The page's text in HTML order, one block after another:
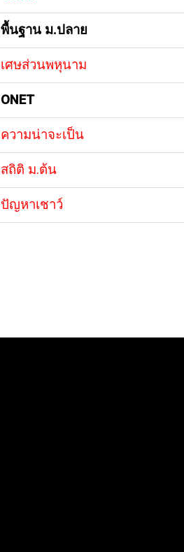
พื้นฐาน ม.ปลาย
เศษส่วนพหุนาม
ONET
ความน่าจะเป็น
สถิติ ม.ต้น
ปัญหาเชาว์